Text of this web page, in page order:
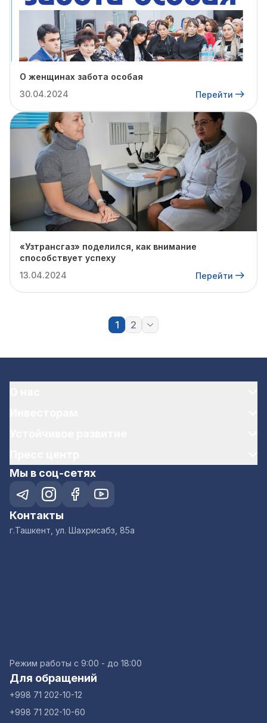
О женщинах забота особая
30.04.2024
Перейти
«Узтрансгаз» поделился, как внимание
способствует успеху
13.04.2024
Перейти
1 2
Мы в соц-сетях
Контакты
г.Ташкент, ул. Шахрисабз, 85а
Режим работы с 9:00 - до 18:00
Для обращений
+998 71 202-10-12
+998 71 202-10-60